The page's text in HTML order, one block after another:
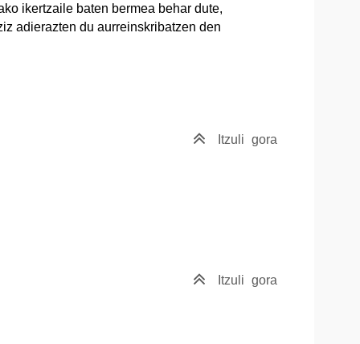
ikertzaile baten bermea behar dute,
adierazten du aurreinskribatzen den
Itzuli gora
Itzuli gora